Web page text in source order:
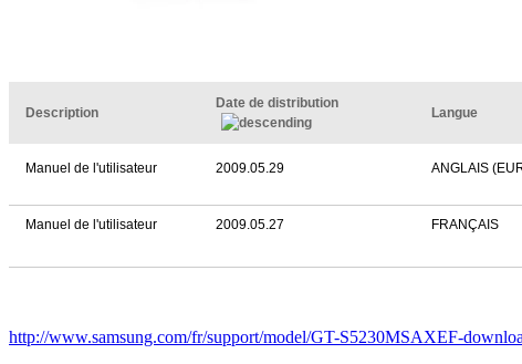
Description
Date de distribution
Langue
Manuel de l'utilisateur 2009.05.29 ANGLAIS
Manuel de l'utilisateur 2009.05.27 FRANÇAIS
http://www.samsung.com/fr/support/model/GT-S5230MSAXEF-